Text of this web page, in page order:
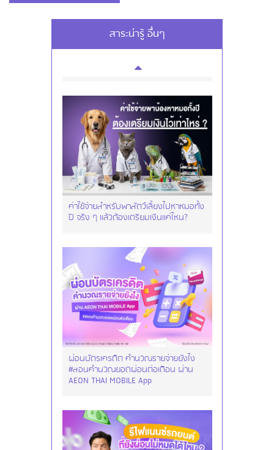
สาระน่ารู้ อื่นๆ
ค่าใช้จ่ายสำหรับพาสัตว์เลี้ยงไปหาหมอทั้ง
ปี จริง ๆ แล้วต้องเตรียมเงินแค่ไหน?
ผ่อนบัตรเครดิต คำนวณรายจ่ายยังไง
#สอนคำนวณยอดผ่อนต่อเดือน ผ่าน
AEON THAI MOBILE App